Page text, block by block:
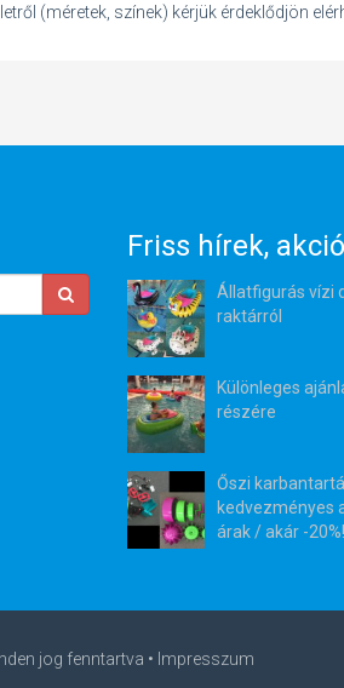
(méretek, színek) kérjük érdeklődjön
Friss hírek,
Állatfigurás vízi
raktárról
Különleges
részére
Őszi
kedvezményes
árak / akár -
jog fenntartva • Impresszum